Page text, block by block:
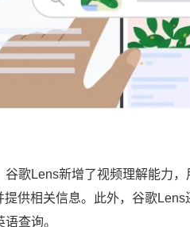
谷歌Lens新增了视频理解能力
提供相关信息。此外，谷歌
查询。